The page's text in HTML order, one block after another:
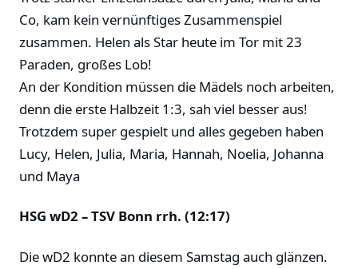
Co, kam kein vernünftiges Zusammenspiel
zusammen. Helen als Star heute im Tor mit 23
Paraden, großes Lob!
An der Kondition müssen die Mädels noch arbeiten,
denn die erste Halbzeit 1:3, sah viel besser aus!
Trotzdem super gespielt und alles gegeben haben
Lucy, Helen, Julia, Maria, Hannah, Noelia, Johanna
und Maya
HSG wD2 – TSV Bonn rrh. (12:17)
Die wD2 konnte an diesem Samstag auch glänzen.